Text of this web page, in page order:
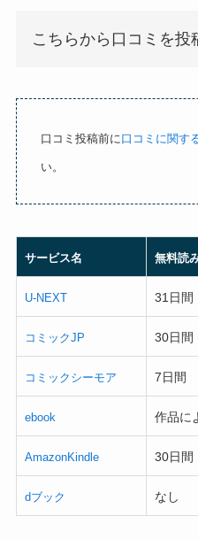
t
5
こちらから口コミを投
口コミ投稿前に口コミに関す
い。
サービス名 無料読
U-NEXT 31日間
コミックJP 30日間
コミックシーモア 7日間
ebook 作品に
AmazonKindle 30日間
dブック なし